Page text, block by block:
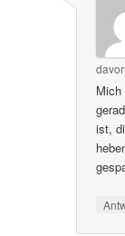
davor
Mich
ist,